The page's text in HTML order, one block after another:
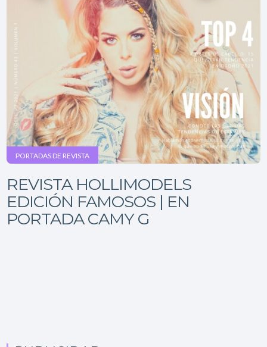
PORTADAS DE REVISTA
REVISTA HOLLIMODELS
EDICIÓN FAMOSOS | EN
PORTADA CAMY G